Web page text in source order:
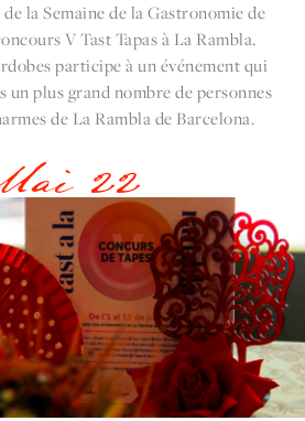
la Semaine de la Gastronomie de
V Tast Tapas à La Rambla.
participe à un événement qui
un plus grand nombre de personnes
de La Rambla de Barcelona.
22